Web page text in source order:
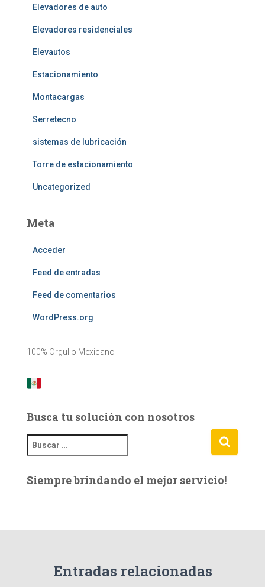
Elevadores de auto
Elevadores residenciales
Elevautos
Estacionamiento
Montacargas
Serretecno
sistemas de lubricación
Torre de estacionamiento
Uncategorized
Meta
Acceder
Feed de entradas
Feed de comentarios
WordPress.org
100% Orgullo Mexicano
Busca tu solución con nosotros
u
c
Siempre brindando el mejor servicio!
Entradas relacionadas